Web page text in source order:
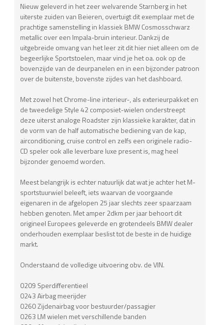
Nieuw geleverd in het zeer welvarende Starnberg in het
uiterste zuiden van Beieren, overtuigt dit exemplaar met de
prachtige samenstelling in klassiek BMW Cosmosschwarz
metallic over een Impala-bruin interieur. Dankzij de
uitgebreide omvang van het leer zit dit hier niet alleen om de
begeerlijke Sportstoelen, maar vind je het oa. ook op de
bovenzijde van de deurpanelen en in een bijzonder patroon
over de buitenste, bovenste zijdes van het dashboard.
Met zowel het Chrome-line interieur-, als exterieurpakket en
de tweedelige Style 42 composiet-wielen onderstreept
deze uiterst analoge Roadster zijn klassieke karakter, dat in
de vorm van de half automatische bediening van de kap,
airconditioning, cruise control en zelfs een originele radio-
CD speler ook alle leverbare luxe present is, mag heel
bijzonder genoemd worden.
Meest belangrijk is echter natuurlijk dat wat je achter het M-
sportstuurwiel beleeft, iets waarvan de voorgaande
eigenaren in de afgelopen 25 jaar slechts zeer spaarzaam
hebben genoten. Met amper 2dkm per jaar behoort dit
origineel Europees geleverde en grotendeels BMW dealer
onderhouden exemplaar beslist tot de beste in de huidige
markt.
Onderstaand de volledige uitvoering obv. de VIN.
0209 Sperdifferentieel
0243 Airbag meerijder
0260 Zijdenairbag voor bestuurder/passagier
0263 LM wielen met verschillende banden